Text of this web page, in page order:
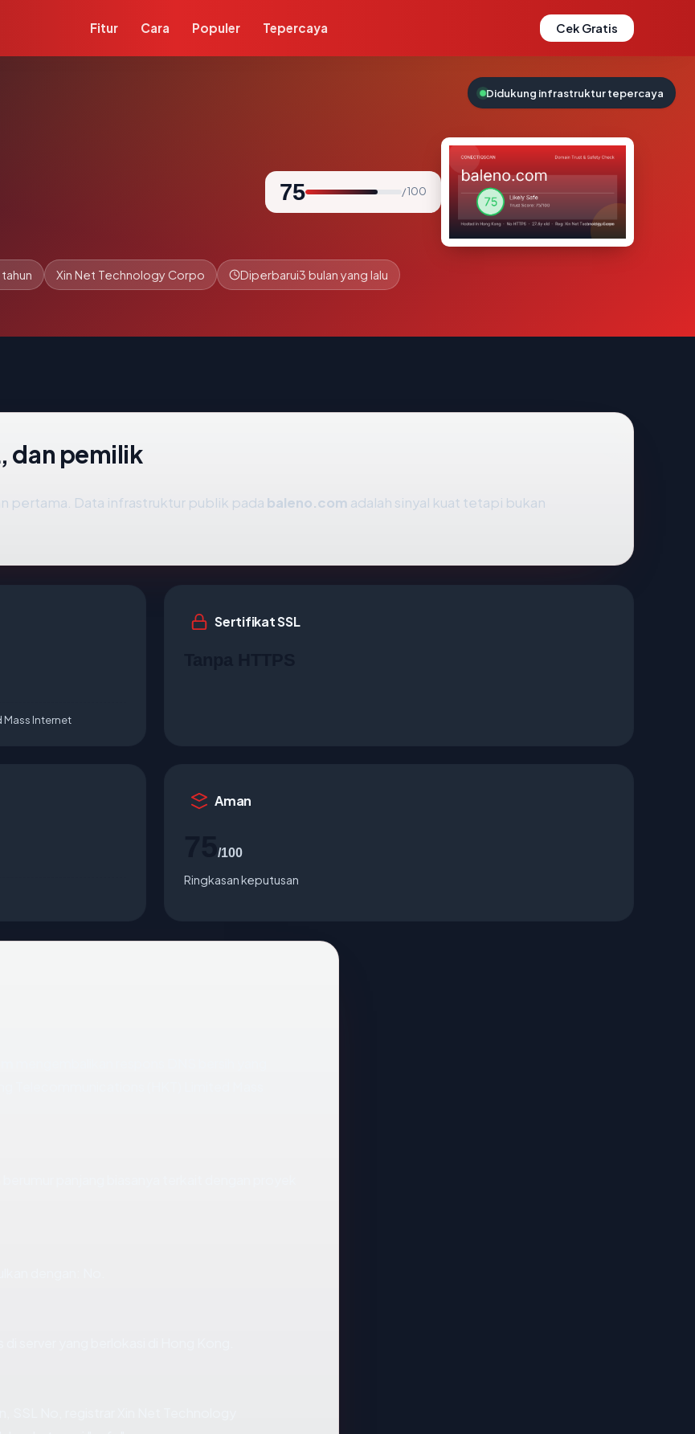
Fitur Cara Populer Tepercaya Cek Gratis
75 / 100
Xin Net Technology Corpo Diperbarui3 bulan yang lalu
dan pemilik
pertama. Data infrastruktur publik pada baleno.com adalah sinyal kuat tetapi bukan
Mass Internet
Sertifikat SSL
Aman
/100
Ringkasan keputusan
Didukung infrastruktur tepercaya